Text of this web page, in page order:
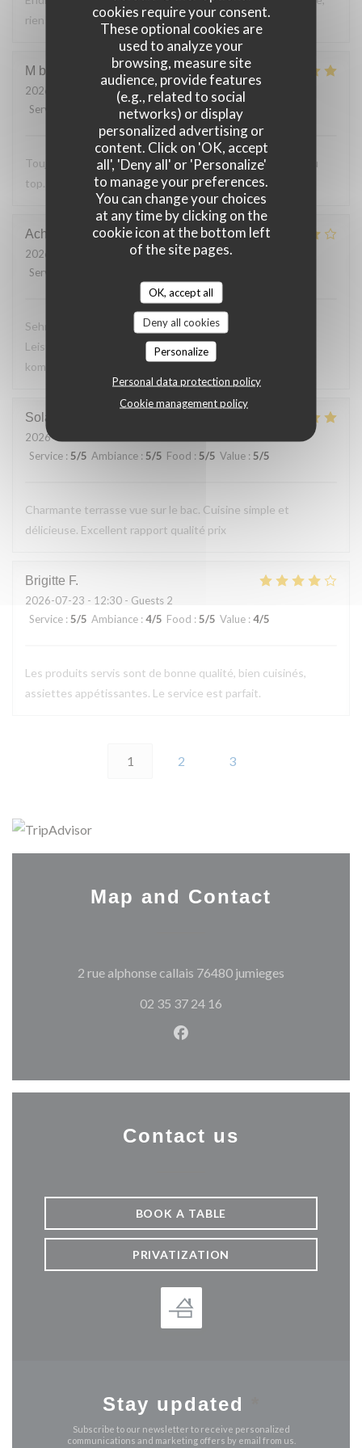
cookies require your consent.
These optional cookies are
used to analyze your
browsing, measure site
audience, provide features
(e.g., related to social
networks) or display
personalized advertising or
content. Click on 'OK, accept
all', 'Deny all' or 'Personalize'
to manage your preferences.
You can change your choices
at any time by clicking on the
cookie icon at the bottom left
of the site pages.
OK, accept all
Deny all cookies
Personalize
Personal data protection policy
Cookie management policy
rien a reprocher sur les plats.
M bouchon
2026-07-24
- 19:30 - Guests 2
Service
Ambiance: 5/5 Food: 5/5 Value
Toujours Aussi bon avec les produits locaux, l'accueil et au
top. Lo
Achim
2026-07-24
- 19:30 - Guests 2
Service
Sehr leckeres 3 Gang Menü mit guten Preis
Leistungsverhältnis. Nettes freundliches Personal Wir
kommen gerne wieder
Solange
2026-07-24
Service : 5/5 Ambiance : 5/5 Food : 5/5 Value : 5/5
Charmante terrasse vue sur le bac. Cuisine simple et
délicieuse. Excellent rapport qualité prix
Brigitte F
2026-07-23 - 12:30 - Guests 2
Service : 5/5 Ambiance : 4/5 Food : 5/5 Value : 4/5
Les produits servis sont de bonne qualité, bien cuisinés,
assiettes appétissantes. Le service est parfait.
1 2 3
Map and Contact
2 rue alphonse callais 76480 jumieges
02 35 37 24 16
Facebook ((opens in a new
Contact us
BOOK A TABLE
PRIVATIZATION
Stay updated
Subscribe to our newsletter to receive personalized
communications and marketing offers by email from us.